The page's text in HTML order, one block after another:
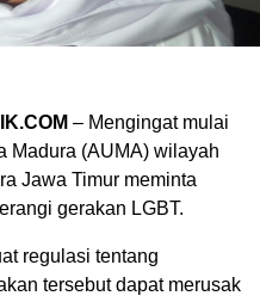
– Mengingat mulai
Madura (AUMA) wilayah
Jawa Timur meminta
gerakan LGBT.
regulasi tentang
tersebut dapat merusak